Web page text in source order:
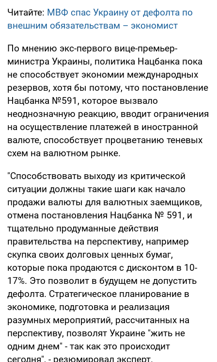
Читайте: МВФ спас Украину от дефолта по
внешним обязательствам – экономист
По мнению экс-первого вице-премьер-
министра Украины, политика Нацбанка пока
не способствует экономии международных
резервов, хотя бы потому, что постановление
Нацбанка №591, которое вызвало
неоднозначную реакцию, вводит ограничения
на осуществление платежей в иностранной
валюте, способствует процветанию теневых
схем на валютном рынке.
"Способствовать выходу из критической
ситуации должны такие шаги как начало
продажи валюты для валютных заемщиков,
отмена постановления Нацбанка № 591, и
тщательно продуманные действия
правительства на перспективу, например
скупка своих долговых ценных бумаг,
которые пока продаются с дисконтом в 10-
17%. Это позволит в будущем не допустить
дефолта. Стратегическое планирование в
экономике, подготовка и реализация
разумных мероприятий, рассчитанных на
перспективу, позволят Украине "жить не
одним днем" - так как это происходит
сегодня", - резюмировал эксперт.